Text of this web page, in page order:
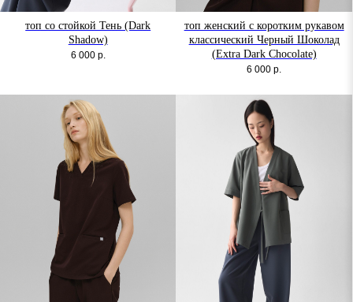
топ со стойкой Тень (Dark
Shadow)
6 000 р.
топ женский с коротким рукавом
классический Черный Шоколад
(Extra Dark Chocolate)
6 000 р.